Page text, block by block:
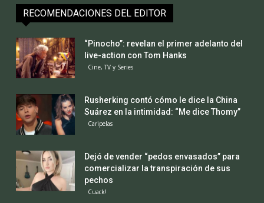
RECOMENDACIONES DEL EDITOR
“Pinocho”: revelan el primer adelanto del
live-action con Tom Hanks
Cine, TV y Series
Rusherking contó cómo le dice la China
Suárez en la intimidad: “Me dice Thomy”
Caripelas
Dejó de vender “pedos envasados” para
comercializar la transpiración de sus
pechos
Cuack!